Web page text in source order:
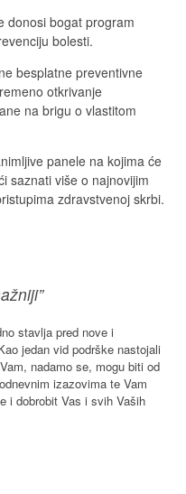
donosi bogat program
bolesti.
besplatne preventivne
otkrivanje
na brigu o vlastitom
panele na kojima će
saznati više o najnovijim
zdravstvenoj skrbi.
stavlja pred nove i
jedan vid podrške nastojali
nadamo se, mogu biti od
izazovima te Vam
i dobrobit Vas i svih Vaših